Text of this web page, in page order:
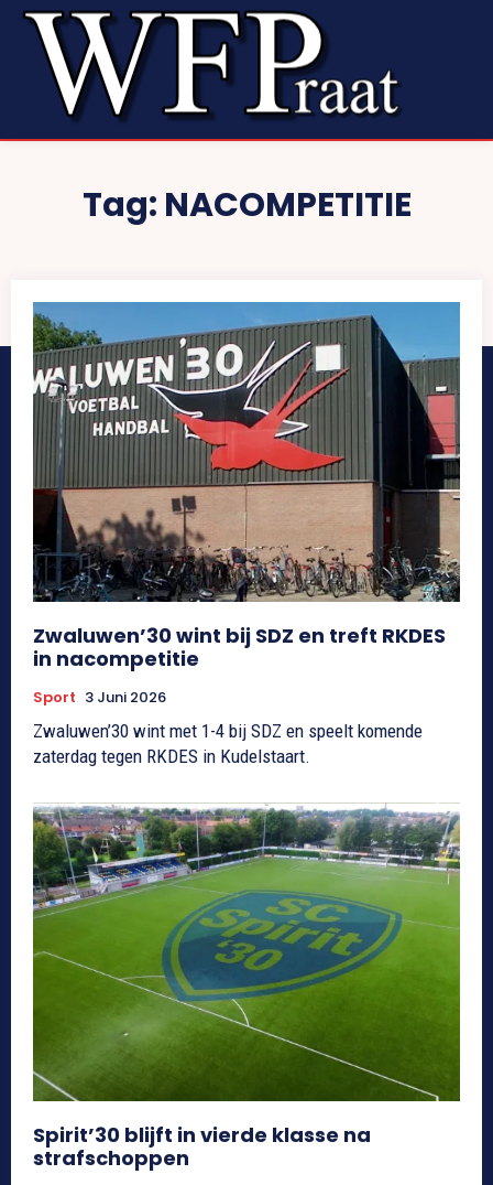
Tag: NACOMPETITIE
Zwaluwen’30 wint bij SDZ en treft RKDES
in nacompetitie
Sport 3 Juni 2026
Zwaluwen’30 wint met 1-4 bij SDZ en speelt komende
zaterdag tegen RKDES in Kudelstaart.
Spirit’30 blijft in vierde klasse na
strafschoppen